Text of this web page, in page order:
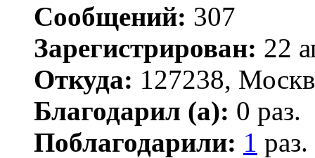
Сообщений: 307
Зарегистрирован: 22
Откуда: 127238,
Благодарил (а): 0 раз.
Поблагодарили: 1 раз.